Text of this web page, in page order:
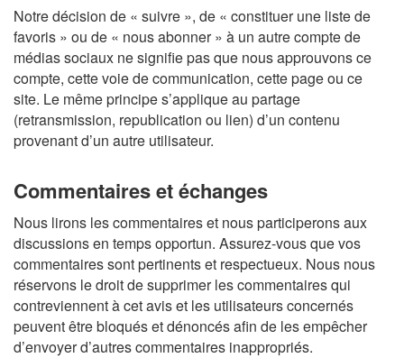
Notre décision de « suivre », de « constituer une liste de
favoris » ou de « nous abonner » à un autre compte de
médias sociaux ne signifie pas que nous approuvons ce
compte, cette voie de communication, cette page ou ce
site. Le même principe s’applique au partage
(retransmission, republication ou lien) d’un contenu
provenant d’un autre utilisateur.
Commentaires et échanges
Nous lirons les commentaires et nous participerons aux
discussions en temps opportun. Assurez-vous que vos
commentaires sont pertinents et respectueux. Nous nous
réservons le droit de supprimer les commentaires qui
contreviennent à cet avis et les utilisateurs concernés
peuvent être bloqués et dénoncés afin de les empêcher
d’envoyer d’autres commentaires inappropriés.